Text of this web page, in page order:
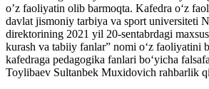
o’z faoliyatin olib barmoqta. Kafedra o‘z
davlat jismoniy tarbiya va sport universiteti
direktorining 2021 yil 20-sentabrdagi
kurash va tabiiy fanlar” nomi o‘z faoliyatini
kafedraga pedagogika fanlari bo‘yicha
Toylibaev Sultanbek Muxidovich rahbarlik